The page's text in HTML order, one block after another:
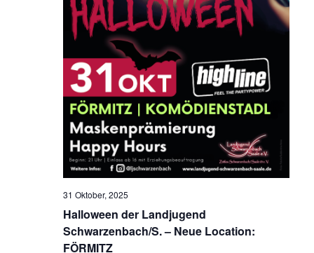
Halloween der Landjugend
Schwarzenbach/S. – Neue Location:
FÖRMITZ
31 Oktober, 2025